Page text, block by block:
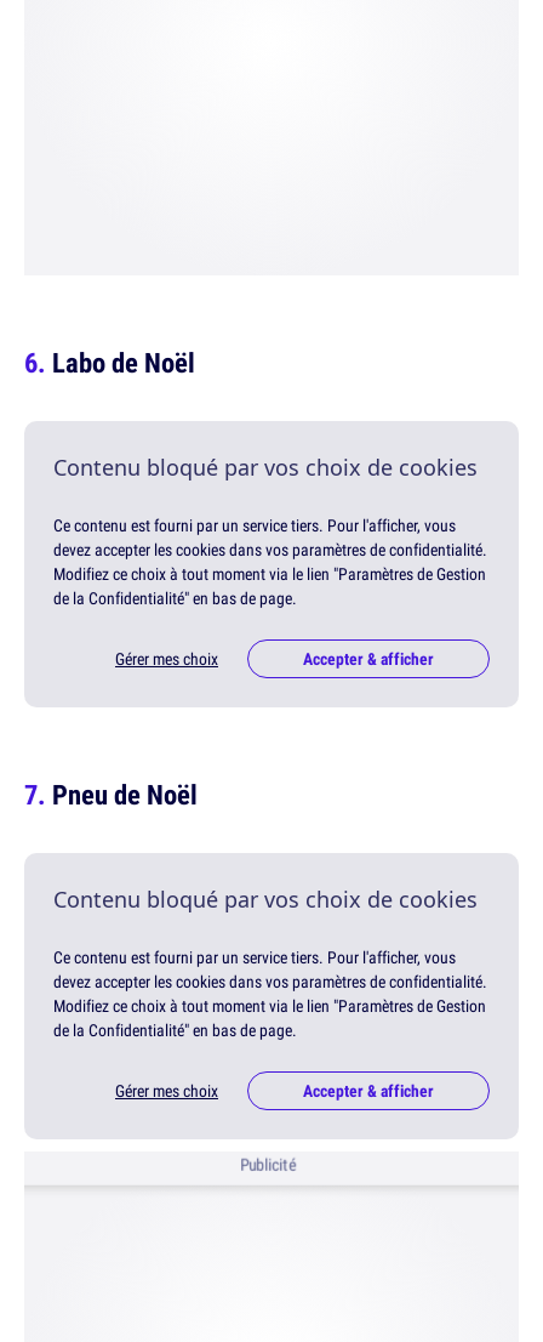
Labo de Noël
Contenu bloqué par vos choix de cookies
Ce contenu est fourni par un service tiers. Pour l'afficher, vous
devez accepter les cookies dans vos paramètres de confidentialité.
Modifiez ce choix à tout moment via le lien "Paramètres de Gestion
de la Confidentialité" en bas de page.
Gérer mes choix Accepter & afficher
Pneu de Noël
Contenu bloqué par vos choix de cookies
Ce contenu est fourni par un service tiers. Pour l'afficher, vous
devez accepter les cookies dans vos paramètres de confidentialité.
Modifiez ce choix à tout moment via le lien "Paramètres de Gestion
de la Confidentialité" en bas de page.
Gérer mes choix Accepter & afficher
Publicité